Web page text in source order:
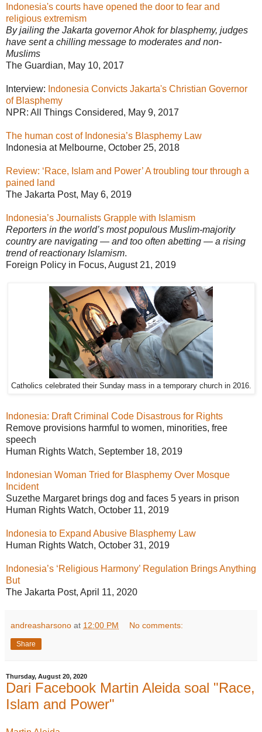
Indonesia's courts have opened the door to fear and
religious extremism
By jailing the Jakarta governor Ahok for blasphemy, judges
have sent a chilling message to moderates and non-
Muslims
The Guardian, May 10, 2017
Interview: Indonesia Convicts Jakarta's Christian Governor
of Blasphemy
NPR: All Things Considered, May 9, 2017
The human cost of Indonesia’s Blasphemy Law
Indonesia at Melbourne, October 25, 2018
Review: ‘Race, Islam and Power’ A troubling tour through a
pained land
The Jakarta Post, May 6, 2019
Indonesia’s Journalists Grapple with Islamism
Reporters in the world’s most populous Muslim-majority
country are navigating — and too often abetting — a rising
trend of reactionary Islamism.
Foreign Policy in Focus, August 21, 2019
Catholics celebrated their Sunday mass in a temporary church in 2016.
Indonesia: Draft Criminal Code Disastrous for Rights
Remove provisions harmful to women, minorities, free
speech
Human Rights Watch, September 18, 2019
Indonesian Woman Tried for Blasphemy Over Mosque
Incident
Suzethe Margaret brings dog and faces 5 years in prison
Human Rights Watch, October 11, 2019
Indonesia to Expand Abusive Blasphemy Law
Human Rights Watch, October 31, 2019
Indonesia’s ‘Religious Harmony’ Regulation Brings Anything
But
The Jakarta Post, April 11, 2020
andreasharsono at 12:00 PM No comments:
Share
Thursday, August 20, 2020
Dari Facebook Martin Aleida soal "Race,
Islam and Power"